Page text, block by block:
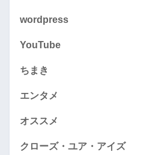
wordpress
YouTube
ちまき
エンタメ
オススメ
クローズ・ユア・アイズ